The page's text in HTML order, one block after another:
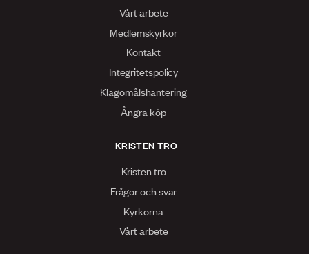
Vårt arbete
Medlemskyrkor
Kontakt
Integritetspolicy
Klagomålshantering
Ångra köp
KRISTEN TRO
Kristen tro
Frågor och svar
Kyrkorna
Vårt arbete